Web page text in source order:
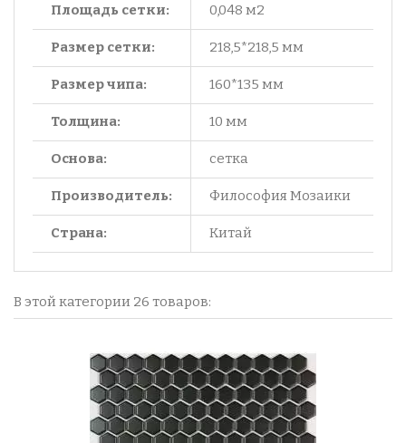
Площадь сетки: 0,048 м2
Размер сетки: 218,5*218,5 мм
Размер чипа: 160*135 мм
Толщина: 10 мм
Основа: сетка
Производитель: Философия Мозаики
Страна: Китай
В этой категории 26 товаров: